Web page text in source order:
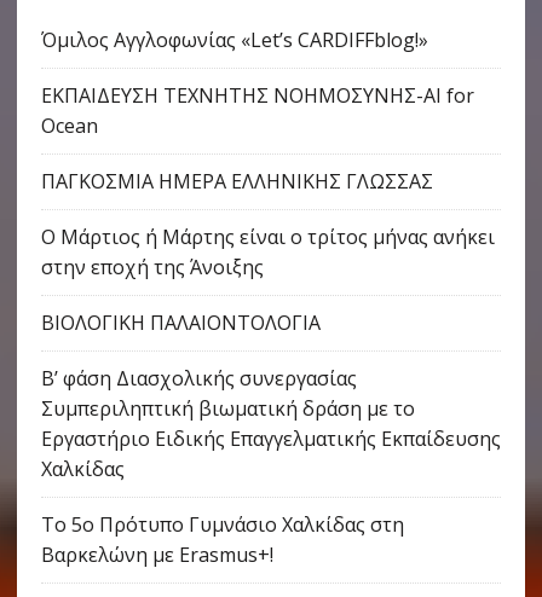
Όμιλος Αγγλοφωνίας «Let’s CARDIFFblog!»
ΕΚΠΑΙΔΕΥΣΗ ΤΕΧΝΗΤΗΣ ΝΟΗΜΟΣΥΝΗΣ-AI for
Ocean
ΠΑΓΚΟΣΜΙΑ ΗΜΕΡΑ ΕΛΛΗΝΙΚΗΣ ΓΛΩΣΣΑΣ
Ο Μάρτιος ή Μάρτης είναι ο τρίτος μήνας ανήκει
στην εποχή της Άνοιξης
ΒΙΟΛΟΓΙΚΗ ΠΑΛΑΙΟΝΤΟΛΟΓΙΑ
Β’ φάση Διασχολικής συνεργασίας
Συμπεριληπτική βιωματική δράση με το
Εργαστήριο Ειδικής Επαγγελματικής Εκπαίδευσης
Χαλκίδας
Το 5ο Πρότυπο Γυμνάσιο Χαλκίδας στη
Βαρκελώνη με Erasmus+!